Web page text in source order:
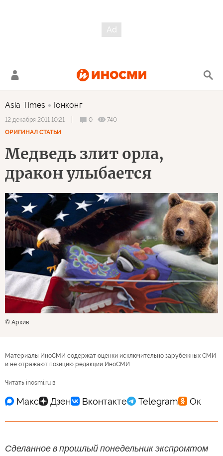
Asia Times Гонконг
12 декабря 2011 10:21 0
740
ОРИГИНАЛ СТАТЬИ
Медведь злит орла,
дракон улыбается
© Архив
Материалы ИноСМИ содержат оценки исключительно зарубежных СМИ
и не отражают позицию редакции ИноСМИ
Читать inosmi.ru в
Сделанное в прошлый понедельник экспромтом